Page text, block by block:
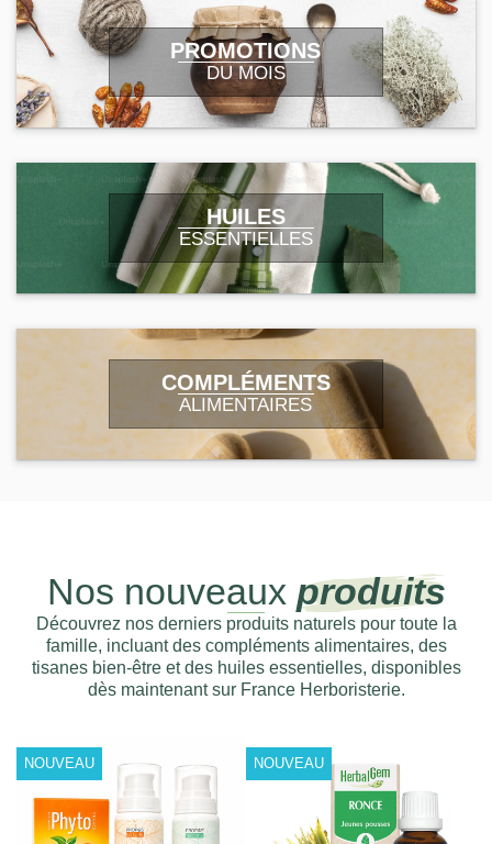
PROMOTIONS
DU MOIS
HUILES
ESSENTIELLES
COMPLÉMENTS
ALIMENTAIRES
Nos nouveaux produits
Découvrez nos derniers produits naturels pour toute la
famille, incluant des compléments alimentaires, des
tisanes bien-être et des huiles essentielles, disponibles
dès maintenant sur France Herboristerie.
NOUVEAU NOUVEAU